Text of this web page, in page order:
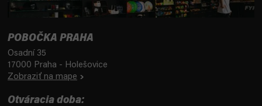
POBOČKA PRAHA
Osadní 35
17000 Praha - Holešovice
Zobraziť na mape
Otváracia doba: